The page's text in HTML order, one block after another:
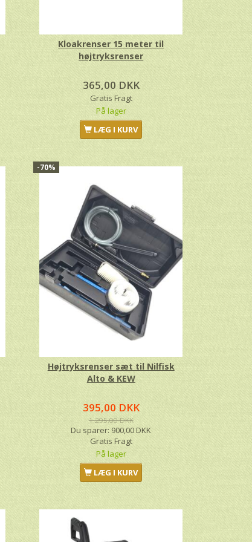
Kloakrenser 15 meter til
højtryksrenser
365,00 DKK
Gratis Fragt
På lager
LÆG I KURV
-70%
Højtryksrenser sæt til Nilfisk
Alto & KEW
395,00 DKK
1.295,00 DKK
Du sparer:900,00 DKK
Gratis Fragt
På lager
LÆG I KURV